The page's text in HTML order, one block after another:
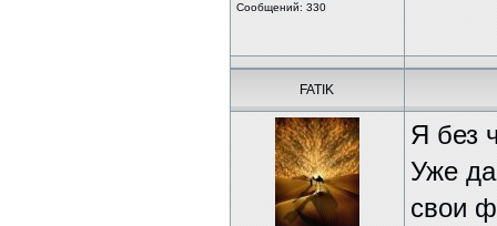
Сообщений: 330
FATIK
Я без
Уже
свои